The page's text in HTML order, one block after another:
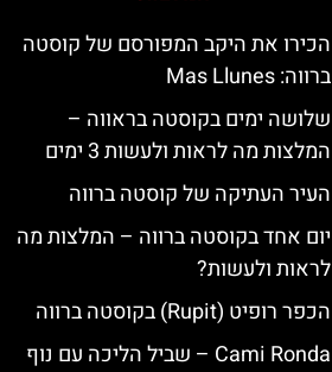
הכירו את היקב המפורסם של קוסטה
ברווה: ‪‪Mas Llunes‬‬
שלושה ימים בקוסטה בראווה –
המלצות מה לראות ולעשות 3 ימים
העיר העתיקה של קוסטה ברווה
יום אחד בקוסטה ברווה – המלצות מה
לראות ולעשות?
הכפר רופיט (Rupit) בקוסטה ברווה
‪‪Cami Ronda‬‬ – שביל הליכה עם נוף